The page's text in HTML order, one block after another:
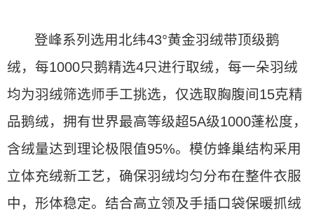
登峰系列选用北纬43°黄金羽绒带顶级鹅
绒，每1000只鹅精选4只进行取绒，每一朵羽绒
均为羽绒筛选师手工挑选，仅选取胸腹间15克精
品鹅绒，拥有世界最高等级超5A级1000蓬松度，
含绒量达到理论极限值95%。模仿蜂巢结构采用
立体充绒新工艺，确保羽绒均匀分布在整件衣服
中，形体稳定。结合高立领及手插口袋保暖抓绒